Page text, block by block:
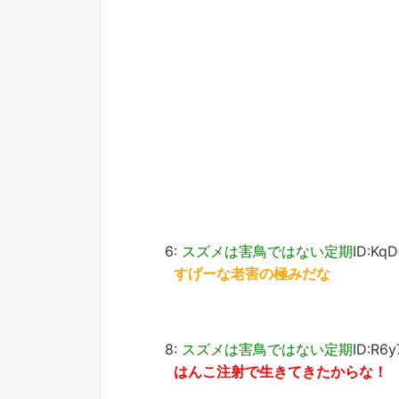
6: スズメは害鳥ではない定期
すげーな老害の極みだな
8: スズメは害鳥ではない定期
はんこ注射で生きてきたからな！